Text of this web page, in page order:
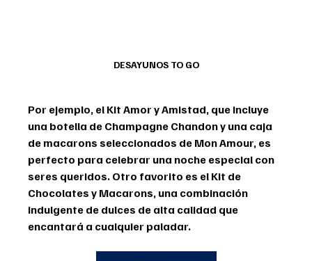
DESAYUNOS TO GO
Por ejemplo, el Kit Amor y Amistad, que incluye
una botella de Champagne Chandon y una caja
de macarons seleccionados de Mon Amour, es
perfecto para celebrar una noche especial con
seres queridos. Otro favorito es el Kit de
Chocolates y Macarons, una combinación
indulgente de dulces de alta calidad que
encantará a cualquier paladar.